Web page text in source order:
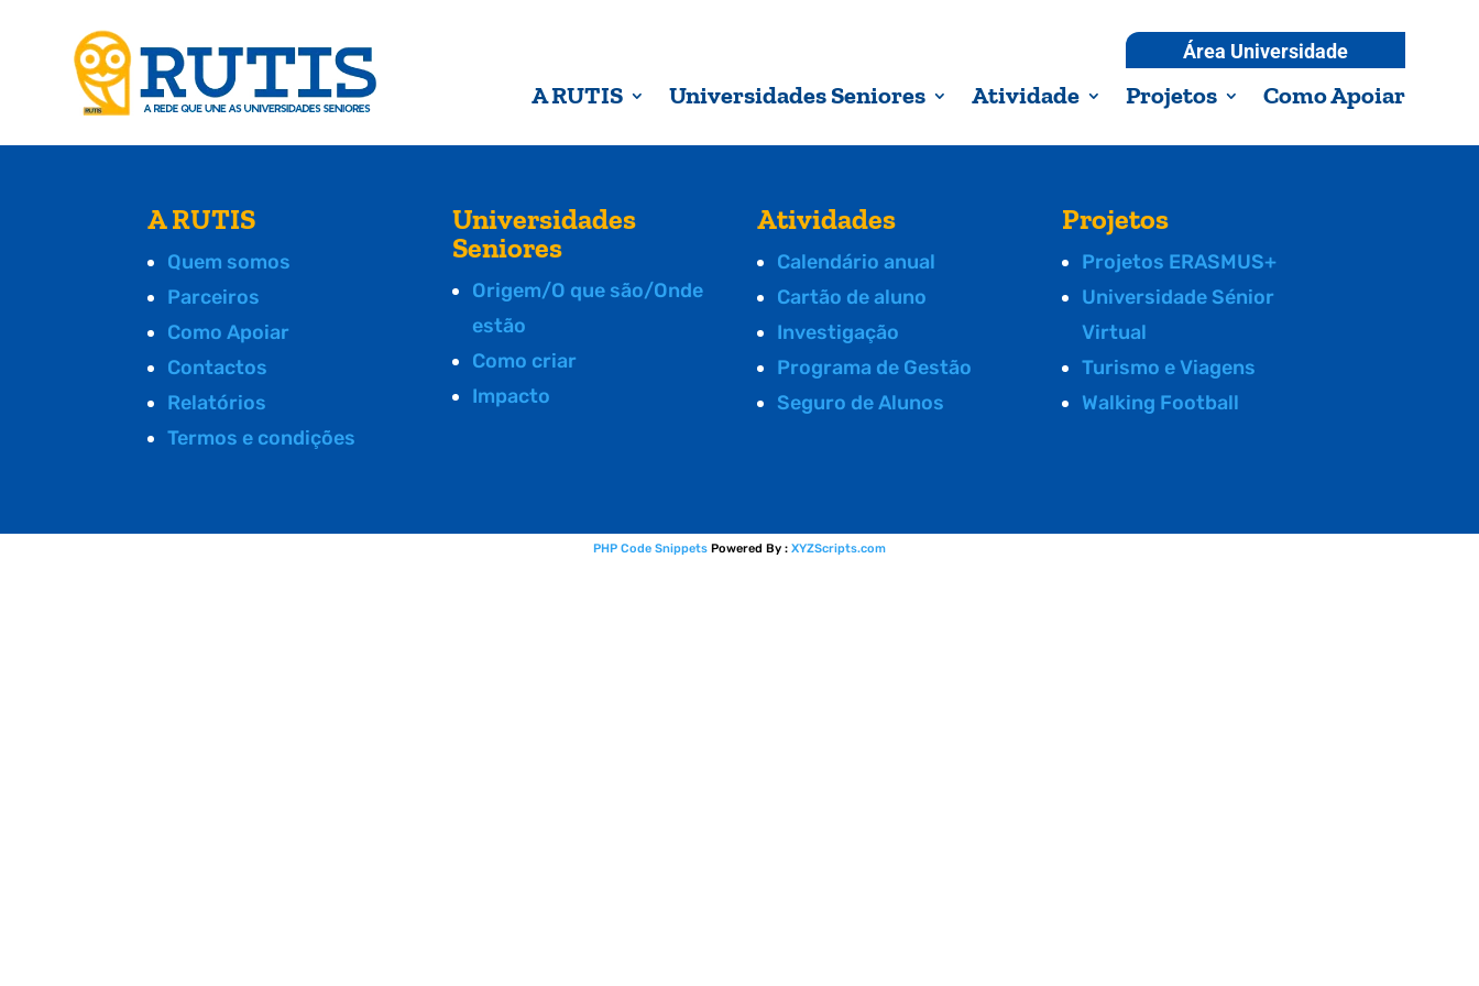
Área Universidade
A RUTIS Universidades Seniores Atividade Projetos Como Apoiar
A RUTIS
Quem somos
Parceiros
Como Apoiar
Contactos
Relatórios
Termos e condições
Universidades
Seniores
Origem/O que são/Onde
estão
Como criar
Impacto
Atividades
Calendário anual
Cartão de aluno
Investigação
Programa de Gestão
Seguro de Alunos
Projetos
Projetos ERASMUS+
Universidade Sénior
Virtual
Turismo e Viagens
Walking Football
PHP Code Snippets Powered By : XYZScripts.com